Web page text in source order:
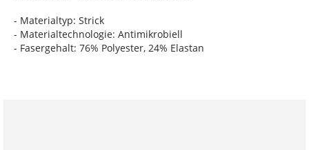
- Materialtyp: Strick
- Materialtechnologie: Antimikrobiell
- Fasergehalt: 76% Polyester, 24% Elastan